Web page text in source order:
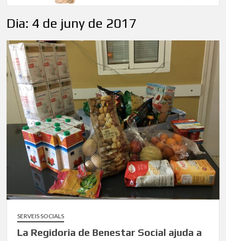
Dia: 4 de juny de 2017
SERVEIS SOCIALS
La Regidoria de Benestar Social ajuda a